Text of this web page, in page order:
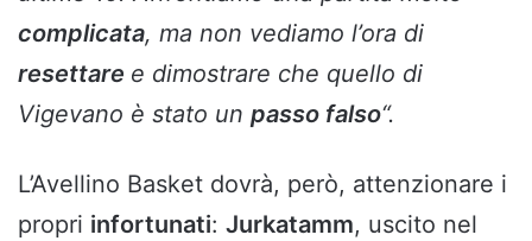
complicata, ma non vediamo l’ora di
resettare e dimostrare che quello di
Vigevano è stato un passo falso“.
L’Avellino Basket dovrà, però, attenzionare i
propri infortunati: Jurkatamm, uscito nel